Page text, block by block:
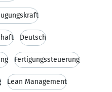
Deutsch
Fertigungssteuerung
Lean Management